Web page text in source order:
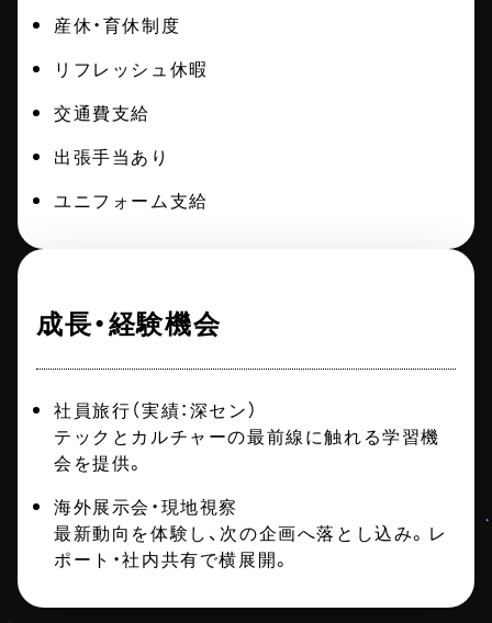
産休・育休制度
リフレッシュ休暇
交通費支給
出張手当あり
ユニフォーム支給
成長・経験機会
社員旅行（実績：深セン）
テックとカルチャーの最前線に触れる学習機
会を提供。
海外展示会・現地視察
最新動向を体験し、次の企画へ落とし込み。レ
ポート・社内共有で横展開。